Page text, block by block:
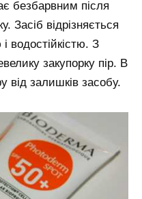
безбарвним після
Засіб відрізняється
водостійкістю. З
закупорку пір. В
від залишків засобу.